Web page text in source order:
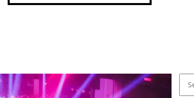
for: